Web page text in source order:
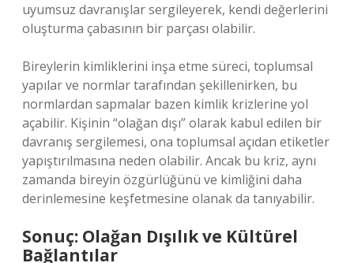
uyumsuz davranışlar sergileyerek, kendi değerlerini
oluşturma çabasının bir parçası olabilir.
Bireylerin kimliklerini inşa etme süreci, toplumsal
yapılar ve normlar tarafından şekillenirken, bu
normlardan sapmalar bazen kimlik krizlerine yol
açabilir. Kişinin “olağan dışı” olarak kabul edilen bir
davranış sergilemesi, ona toplumsal açıdan etiketler
yapıştırılmasına neden olabilir. Ancak bu kriz, aynı
zamanda bireyin özgürlüğünü ve kimliğini daha
derinlemesine keşfetmesine olanak da tanıyabilir.
Sonuç: Olağan Dışılık ve Kültürel
Bağlantılar